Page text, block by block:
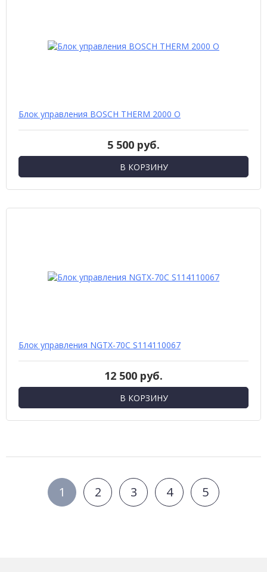
Блок управления BOSCH THERM 2000 O
5 500 руб.
В КОРЗИНУ
Блок управления NGTX-70C S114110067
12 500 руб.
В КОРЗИНУ
1 2 3 4 5